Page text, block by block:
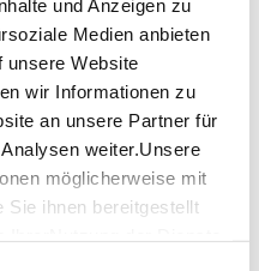
und Anzeigen zu
Medien anbieten
unsere Website
wir Informationen zu
an unsere Partner für
weiter.Unsere
möglicherweise mit
Sie ihnen bereitgestellt
- 18:00
- 18:00
- 18:00